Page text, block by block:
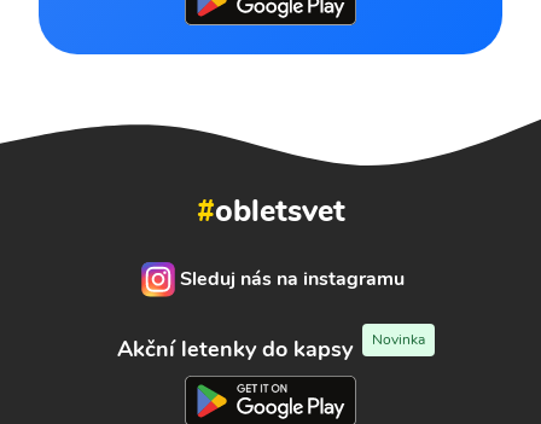
#obletsvet
Sleduj nás na instagramu
Akční letenky do kapsy Novinka